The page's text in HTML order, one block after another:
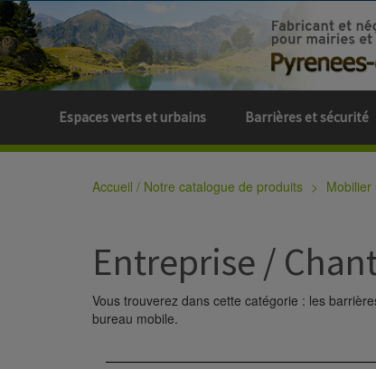
Espaces verts et urbains Barrières et sécurité
Accueil / Notre catalogue de produits
Entreprise /
Vous trouverez dans cette catégorie : les
bureau mobile.